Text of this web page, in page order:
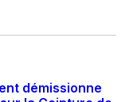
démissionne